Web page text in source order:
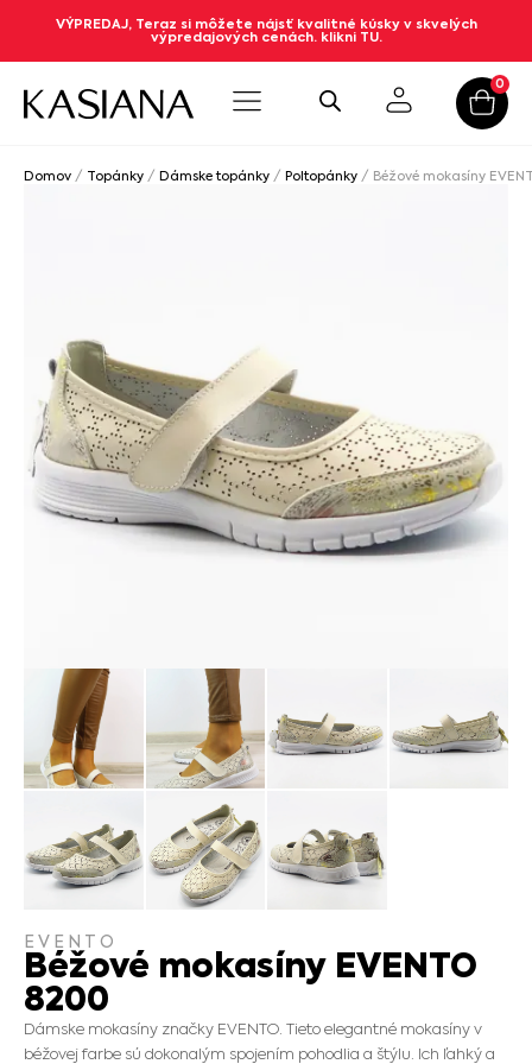
VÝPREDAJ, Teraz si môžete nájsť kvalitné kúsky v skvelých
výpredajových cenách. klikni TU.
0
Domov / Topánky / Dámske topánky / Poltopánky / Béžové mokasíny
EVENTO
Béžové mokasíny EVENTO
8200
Dámske mokasíny značky EVENTO. Tieto elegantné mokasíny v
béžovej farbe sú dokonalým spojením pohodlia a štýlu. Ich ľahký a